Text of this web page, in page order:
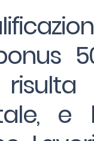
e